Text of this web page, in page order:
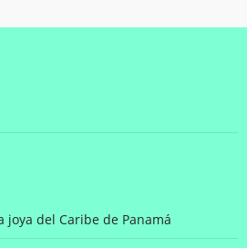
joya del Caribe de Panamá